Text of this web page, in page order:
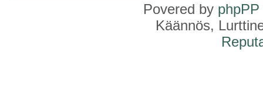
Povered by phpPP
Käännös,